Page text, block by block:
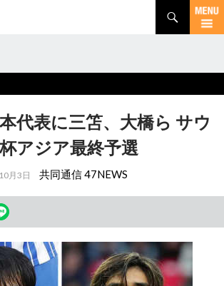
代表に三笘、大橋ら サウ
アジア最終予選
月3日 共同通信 47NEWS